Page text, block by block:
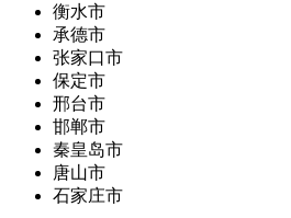
衡水市
承德市
张家口市
保定市
邢台市
邯郸市
秦皇岛市
唐山市
石家庄市